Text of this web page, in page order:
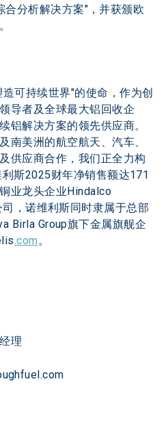
合分析解决方案"，并获颁欧
可持续世界"的使命，作为创
导者及全球最大铝回收企
铝解决方案的领先供应商。
南美洲的航空航天、汽车、
供应商合作，我们正全力构
斯2025财年净销售额达171
业龙头企业Hindalco
，诺维利斯同时隶属于总部
Birla Group旗下金属旗舰企
.com。
理